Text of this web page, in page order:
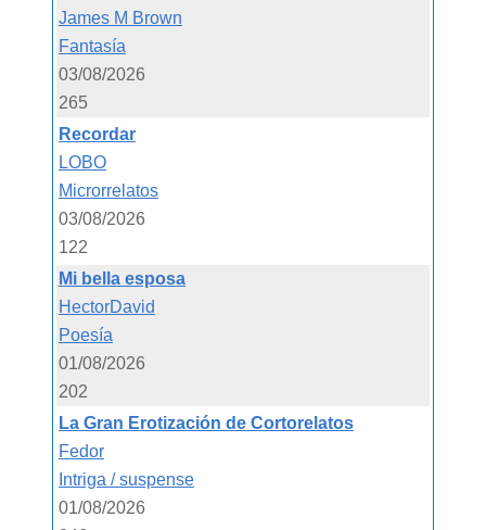
James M Brown
Fantasía
03/08/2026
265
Recordar
LOBO
Microrrelatos
03/08/2026
122
Mi bella esposa
HectorDavid
Poesía
01/08/2026
202
La Gran Erotización de Cortorelatos
Fedor
Intriga / suspense
01/08/2026